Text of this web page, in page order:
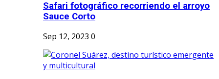
Safari fotográfico recorriendo el arroyo
Sauce Corto
Sep 12, 2023 0